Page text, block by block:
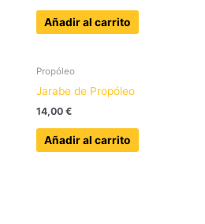
Añadir al carrito
Propóleo
Jarabe de Propóleo
14,00 €
Añadir al carrito